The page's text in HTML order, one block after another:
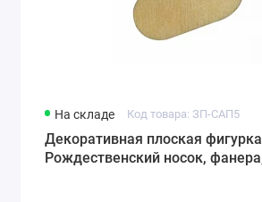
На складе Код товара: ЗП-САП5
Декоративная плоская фигурка
Рождественский носок,